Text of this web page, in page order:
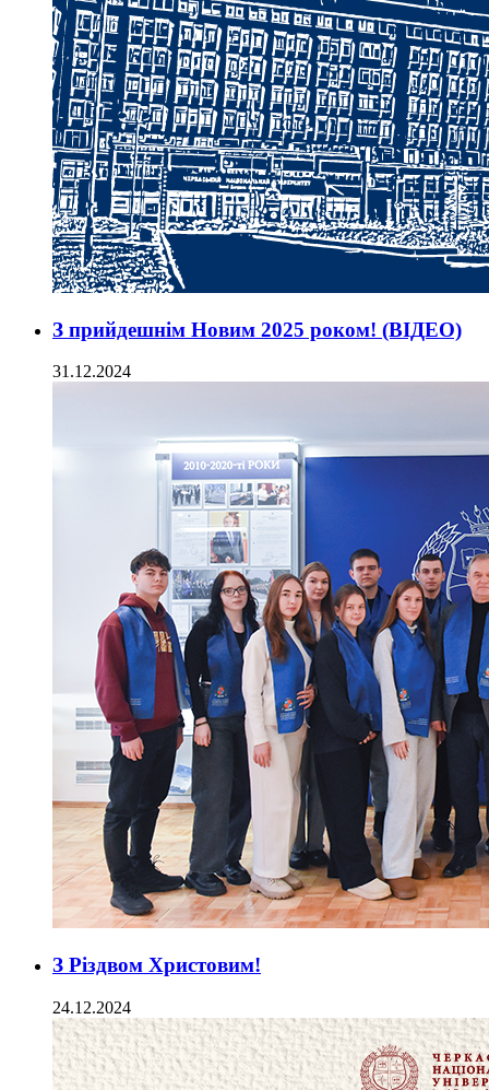
З прийдешнім Новим 2025 роком! (ВІДЕО)
31.12.2024
З Різдвом Христовим!
24.12.2024